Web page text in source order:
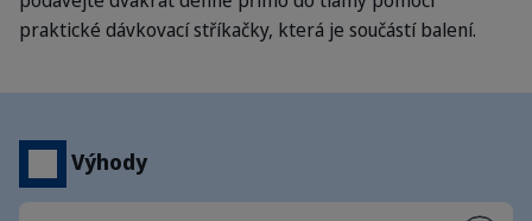
praktické dávkovací stříkačky, která je součástí balení.
Výhody